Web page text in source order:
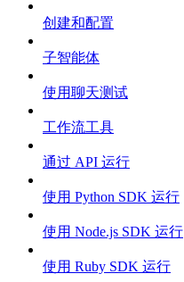
创建和配置
子智能体
使用聊天测试
工作流工具
通过 API 运行
使用 Python SDK 运行
使用 Node.js SDK 运行
使用 Ruby SDK 运行